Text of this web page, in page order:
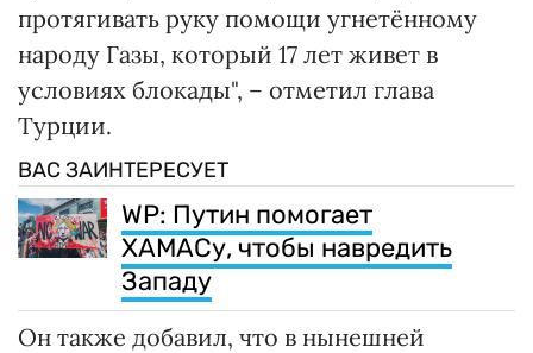
протягивать руку помощи угнетённому
народу Газы, который 17 лет живет в
условиях блокады", – отметил глава
Турции.
ВАС ЗАИНТЕРЕСУЕТ
WP: Путин помогает
ХАМАСу, чтобы навредить
Западу
Он также добавил, что в нынешней